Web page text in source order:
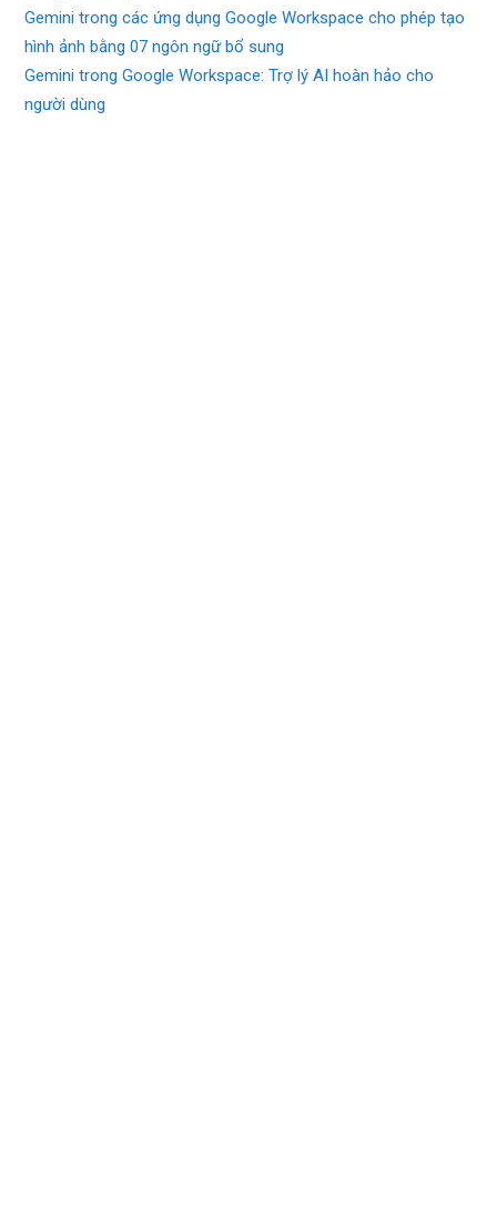
Gemini trong các ứng dụng Google Workspace cho phép tạo
hình ảnh bằng 07 ngôn ngữ bổ sung
Gemini trong Google Workspace: Trợ lý AI hoàn hảo cho
người dùng